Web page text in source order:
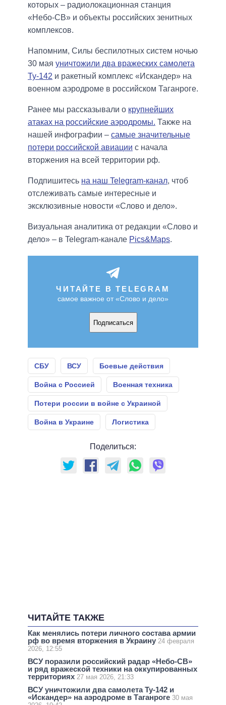
которых – радиолокационная станция
«Небо-СВ» и объекты российских зенитных
комплексов.
Напомним, Силы беспилотных систем ночью
30 мая уничтожили два вражеских самолета
Ту-142 и ракетный комплекс «Искандер» на
военном аэродроме в российском Таганроге.
Ранее мы рассказывали о крупнейших
атаках на российские аэродромы. Также на
нашей инфографии – самые значительные
потери российской авиации с начала
вторжения на всей территории рф.
Подпишитесь на наш Telegram-канал, чтоб
отслеживать самые интересные и
эксклюзивные новости «Слово и дело».
Визуальная аналитика от редакции «Слово и
дело» – в Telegram-канале Pics&Maps.
ЧИТАЙТЕ В TELEGRAM
самое важное от «Слово и дело»
Подписаться
СБУ ВСУ Боевые действия
Война с Россией Военная техника
Потери россии в войне с Украиной
Война в Украине Логистика
Поделиться:
ЧИТАЙТЕ ТАКЖЕ
Как менялись потери личного состава армии
рф во время вторжения в Украину 24 февраля
2026, 12:55
ВСУ поразили российский радар «Небо-СВ»
и ряд вражеской техники на оккупированных
территориях 27 мая 2026, 21:33
ВСУ уничтожили два самолета Ту-142 и
«Искандер» на аэродроме в Таганроге 30 мая